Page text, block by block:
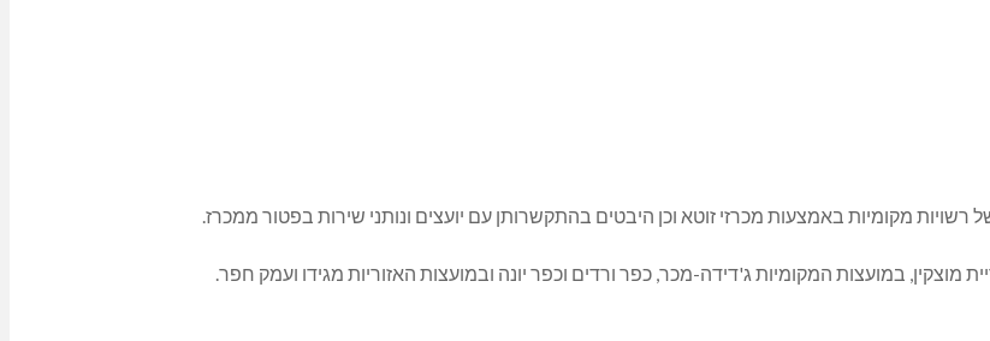
במועצות המקומיות ג'דידה-מכר, כפר ורדים וכפר יונה ובמועצות האזוריות מגידו ועמק חפר.